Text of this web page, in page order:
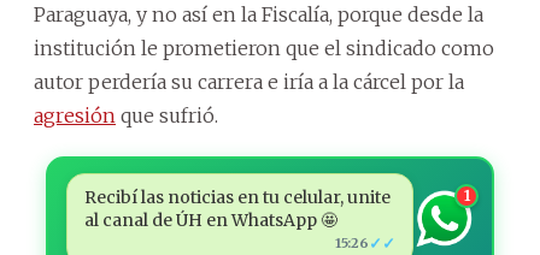
Paraguaya, y no así en la Fiscalía, porque desde la
institución le prometieron que el sindicado como
autor perdería su carrera e iría a la cárcel por la
agresión que sufrió.
Recibí las noticias en tu celular, unite
al canal de ÚH en WhatsApp 🤩
15:26 ✓✓
1